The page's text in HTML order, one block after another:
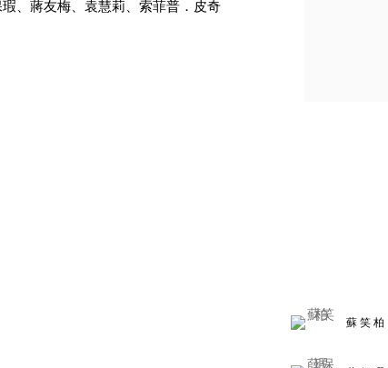
、蔣友梅、袁慧莉、索菲普．皮奇
蘇笑柏